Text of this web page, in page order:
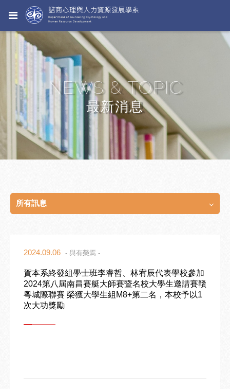
NEWS & TOPIC
最新消息
所有訊息
2024.09.06 - 與有榮焉 -
賀本系終發組學士班李睿哲、林宥辰代表學校參加
2024第八屆南昌賽艇大師賽暨名校大學生邀請賽贛
粵城際聯賽 榮獲大學生組M8+第二名，本校予以1
次大功獎勵